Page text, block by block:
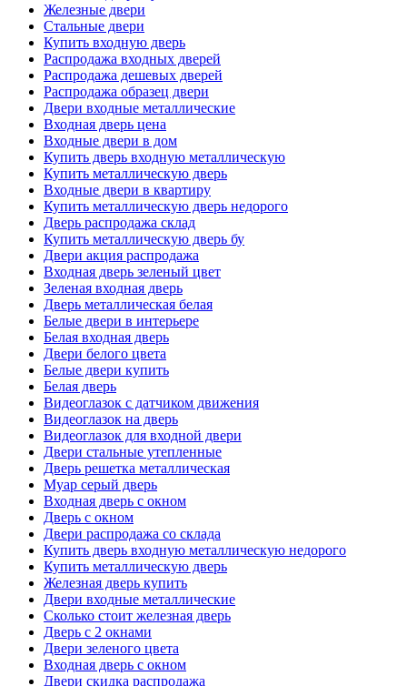
Железные двери
Стальные двери
Купить входную дверь
Распродажа входных дверей
Распродажа дешевых дверей
Распродажа образец двери
Двери входные металлические
Входная дверь цена
Входные двери в дом
Купить дверь входную металлическую
Купить металлическую дверь
Входные двери в квартиру
Купить металлическую дверь недорого
Дверь распродажа склад
Купить металлическую дверь бу
Двери акция распродажа
Входная дверь зеленый цвет
Зеленая входная дверь
Дверь металлическая белая
Белые двери в интерьере
Белая входная дверь
Двери белого цвета
Белые двери купить
Белая дверь
Видеоглазок с датчиком движения
Видеоглазок на дверь
Видеоглазок для входной двери
Двери стальные утепленные
Дверь решетка металлическая
Муар серый дверь
Входная дверь с окном
Дверь с окном
Двери распродажа со склада
Купить дверь входную металлическую недорого
Купить металлическую дверь
Железная дверь купить
Двери входные металлические
Сколько стоит железная дверь
Дверь с 2 окнами
Двери зеленого цвета
Входная дверь с окном
Двери скидка распродажа